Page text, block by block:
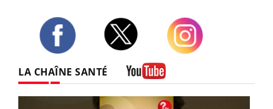
LA CHAÎNE SANTÉ